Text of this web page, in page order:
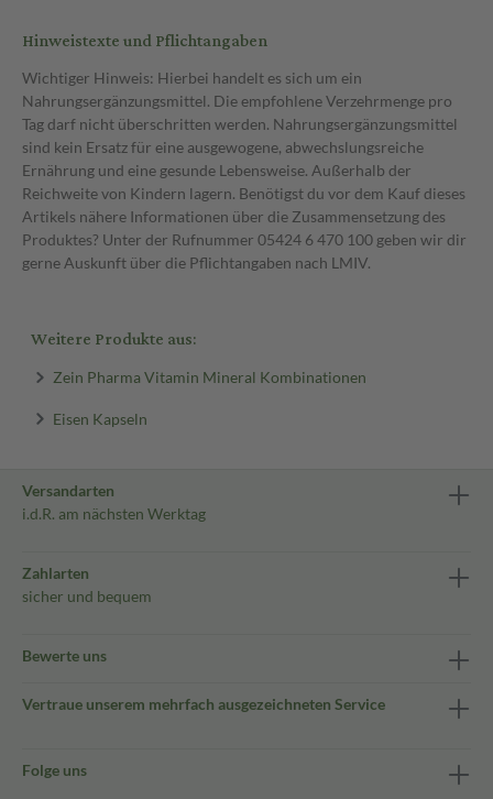
Hinweistexte und Pflichtangaben
Wichtiger Hinweis: Hierbei handelt es sich um ein
Nahrungsergänzungsmittel. Die empfohlene Verzehrmenge pro
Tag darf nicht überschritten werden. Nahrungsergänzungsmittel
sind kein Ersatz für eine ausgewogene, abwechslungsreiche
Ernährung und eine gesunde Lebensweise. Außerhalb der
Reichweite von Kindern lagern. Benötigst du vor dem Kauf dieses
Artikels nähere Informationen über die Zusammensetzung des
Produktes? Unter der Rufnummer 05424 6 470 100 geben wir dir
gerne Auskunft über die Pflichtangaben nach LMIV.
Weitere Produkte aus:
Zein Pharma Vitamin Mineral Kombinationen
Eisen Kapseln
Versandarten
i.d.R. am nächsten Werktag
Zahlarten
sicher und bequem
Bewerte uns
Vertraue unserem mehrfach ausgezeichneten Service
Folge uns